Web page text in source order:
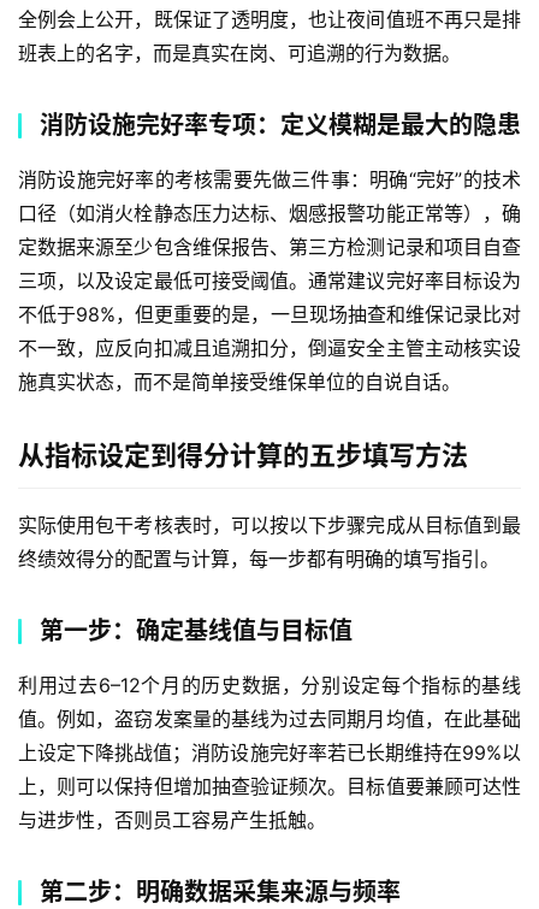
全例会上公开，既保证了透明度，也让夜间值班不再只是排
班表上的名字，而是真实在岗、可追溯的行为数据。
消防设施完好率专项：定义模糊是最大的隐患
消防设施完好率的考核需要先做三件事：明确“完好”的技术
口径（如消火栓静态压力达标、烟感报警功能正常等），确
定数据来源至少包含维保报告、第三方检测记录和项目自查
三项，以及设定最低可接受阈值。通常建议完好率目标设为
不低于98%，但更重要的是，一旦现场抽查和维保记录比对
不一致，应反向扣减且追溯扣分，倒逼安全主管主动核实设
施真实状态，而不是简单接受维保单位的自说自话。
从指标设定到得分计算的五步填写方法
实际使用包干考核表时，可以按以下步骤完成从目标值到最
终绩效得分的配置与计算，每一步都有明确的填写指引。
第一步：确定基线值与目标值
利用过去6–12个月的历史数据，分别设定每个指标的基线
值。例如，盗窃发案量的基线为过去同期月均值，在此基础
上设定下降挑战值；消防设施完好率若已长期维持在99%以
上，则可以保持但增加抽查验证频次。目标值要兼顾可达性
与进步性，否则员工容易产生抵触。
第二步：明确数据采集来源与频率